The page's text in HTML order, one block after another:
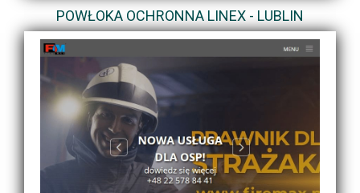
POWŁOKA OCHRONNA LINEX - LUBLIN